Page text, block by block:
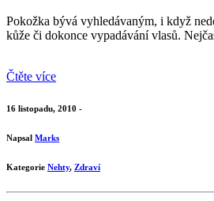
Pokožka bývá vyhledávaným, i když
kůže či dokonce vypadávání vlasů.
Čtěte více
16 listopadu, 2010 -
Napsal Marks
Kategorie Nehty, Zdraví